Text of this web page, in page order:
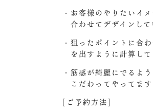
・お客様のやりたいイ
合わせてデザインして
・狙ったポイントに合
を出すように計算して
・筋感が綺麗にでるよ
こだわってやってます
[ご予約方法]